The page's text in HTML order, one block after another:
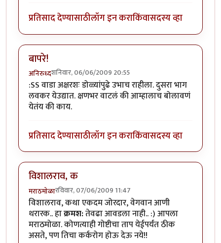
प्रतिसाद देण्यासाठीलॉग इन कराकिंवासदस्य व्हा
बापरे!
अनिरुध्दशनिवार, 06/06/2009 20:55
:SS वाडा अक्षरशः डोळ्यांपुढे उभाच राहीला. दुसरा भाग
लवकर येउद्यात. क्षणभर वाटलं की आम्हालाच बोलावणं
येतंय की काय.
प्रतिसाद देण्यासाठीलॉग इन कराकिंवासदस्य व्हा
विशालराव, क
मराठमोळारविवार, 07/06/2009 11:47
विशालराव, कथा एकदम जोरदार, वेगवान आणी
थरारक.. हाक्रमश:तेवढा आवडला नाही.. :) आपला
मराठमोळा. कोणत्याही गोष्टीचा ताप येईपर्यंत ठीक
असते, पण तिचा कर्करोग होऊ देऊ नये!!